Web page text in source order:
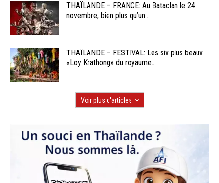
THAÏLANDE – FRANCE: Au Bataclan le 24
novembre, bien plus qu’un...
THAÏLANDE – FESTIVAL: Les six plus beaux
«Loy Krathong» du royaume...
Voir plus d'articles